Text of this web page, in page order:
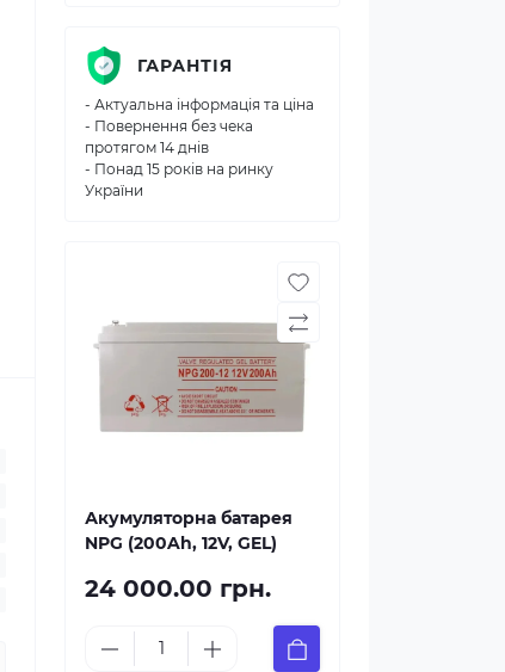
ГАРАНТІЯ
- Актуальна інформація та ціна
- Повернення без чека
протягом 14 днів
- Понад 15 років на ринку
України
Акумуляторна батарея
NPG (200Ah, 12V, GEL)
24 000.00 грн.